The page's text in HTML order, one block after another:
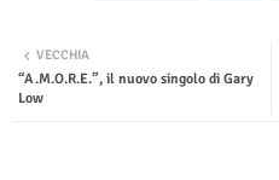
ter
VECCHIA
“A.M.O.R.E.”, il nuovo singolo di Gary
Low